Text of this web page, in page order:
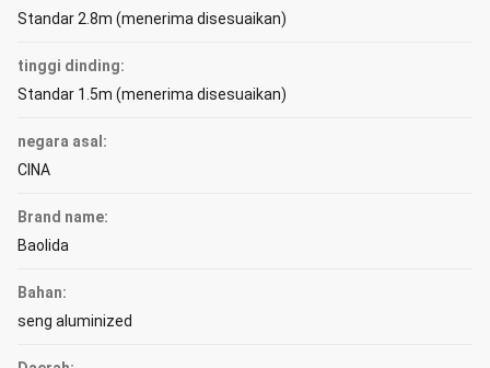
Standar 2.8m (menerima disesuaikan)
tinggi dinding:
Standar 1.5m (menerima disesuaikan)
negara asal:
CINA
Brand name:
Baolida
Bahan:
seng aluminized